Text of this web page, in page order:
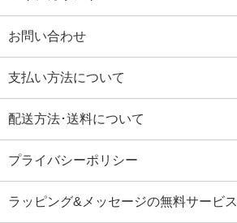
お問い合わせ
支払い方法について
配送方法･送料について
プライバシーポリシー
ラッピング&メッセージの無料サービス